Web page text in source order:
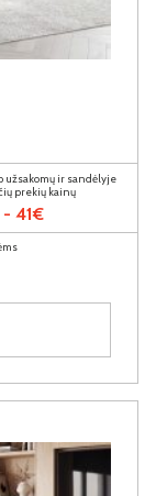
užsakomų ir sandėlyje
prekių kainų
- 41€